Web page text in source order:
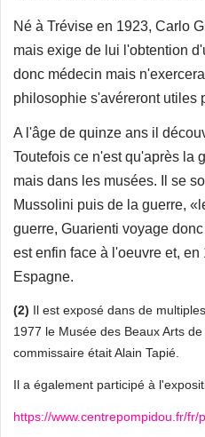
Né à Trévise en 1923, Carlo
mais exige de lui l'obtention
donc médecin mais
philosophie s'avéreront utiles
A l'âge de quinze ans il
Toutefois ce n'est qu'après la
mais dans les musées. Il se
Mussolini puis de la guerre,
guerre, Guarienti voyage
est enfin face à l'oeuvre et,
Espagne.
(2) Il est exposé dans de
1977 le Musée des Beaux Arts
commissaire était Alain Tapié.
Il a également participé à
https://www.centrepompidou.fr/